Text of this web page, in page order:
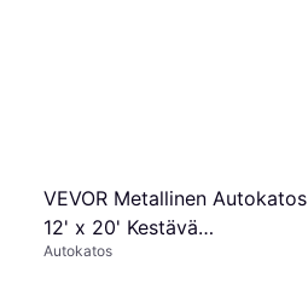
VEVOR Metallinen Autokatos
12' x 20' Kestävä
Ulkokäyttöön
Autokatos